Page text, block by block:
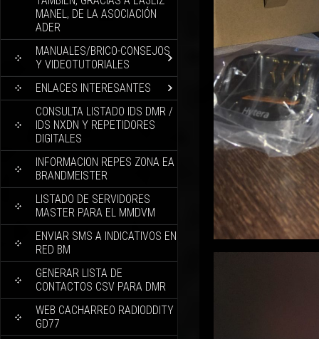
MANEL, DE LA ASOCIACIÓN
ADER
MANUALES/BRICO-CONSEJOS
Y VIDEOTUTORIALES
ENLACES INTERESANTES
CONSULTA LISTADO IDS DMR /
IDS NXDN Y REPETIDORES
DIGITALES
INFORMACION REPES ZONA EA
BRANDMEISTER
LISTADO DE SERVIDORES
MASTER PARA EL MMDVM
ENVIAR SMS A INDICATIVOS EN
RED BM
GENERAR LISTA DE
CONTACTOS CSV PARA DMR
WEB CACHARREO RADIODDITY
GD77